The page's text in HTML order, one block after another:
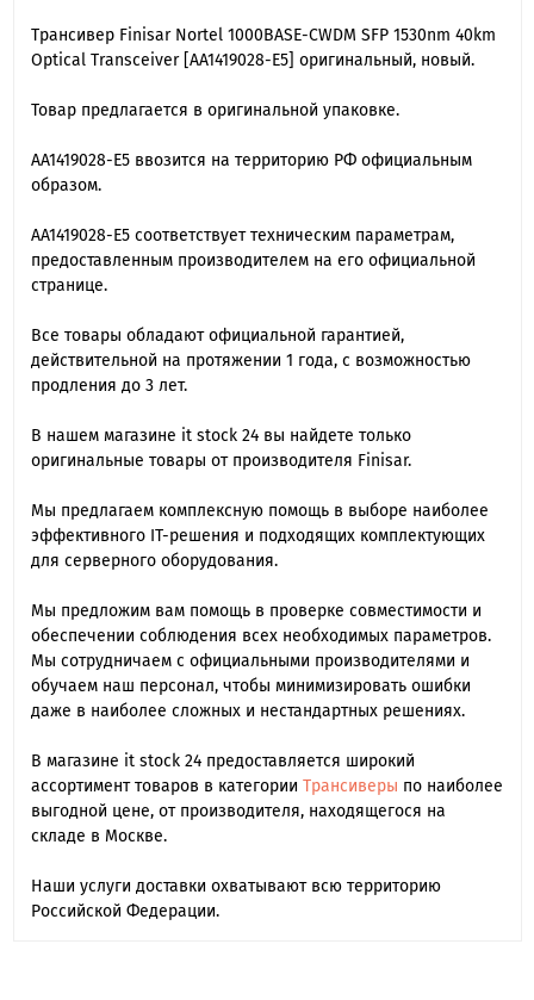
Трансивер Finisar Nortel 1000BASE-CWDM SFP 1530nm 40km
Optical Transceiver [AA1419028-E5] оригинальный, новый.
Товар предлагается в оригинальной упаковке.
AA1419028-E5 ввозится на территорию РФ официальным
образом.
AA1419028-E5 cоответствует техническим параметрам,
предоставленным производителем на его официальной
странице.
Все товары обладают официальной гарантией,
действительной на протяжении 1 года, с возможностью
продления до 3 лет.
В нашем магазине it stock 24 вы найдете только
оригинальные товары от производителя Finisar.
Мы предлагаем комплексную помощь в выборе наиболее
эффективного IT-решения и подходящих комплектующих
для серверного оборудования.
Мы предложим вам помощь в проверке совместимости и
обеспечении соблюдения всех необходимых параметров.
Мы сотрудничаем с официальными производителями и
обучаем наш персонал, чтобы минимизировать ошибки
даже в наиболее сложных и нестандартных решениях.
В магазине it stock 24 предоставляется широкий
ассортимент товаров в категории Трансиверы по наиболее
выгодной цене, от производителя, находящегося на
складе в Москве.
Наши услуги доставки охватывают всю территорию
Российской Федерации.